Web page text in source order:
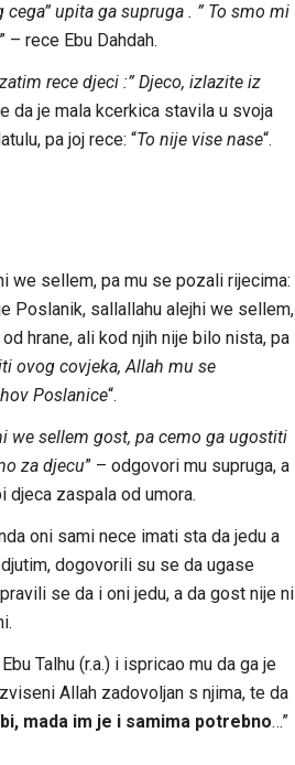
upita ga supruga . ” To smo mi
” – rece Ebu Dahdah.
rece djeci :” Djeco, izlazite iz
da je mala kcerkica stavila u svoja
pa joj rece: “To nije vise nase“.
we sellem, pa mu se pozali rijecima:
Poslanik, sallallahu alejhi we sellem,
hrane, ali kod njih nije bilo nista, pa
ovog covjeka, Allah mu se
Poslanice“.
we sellem gost, pa cemo ga ugostiti
za djecu” – odgovori mu supruga, a
djeca zaspala od umora.
oni sami nece imati sta da jedu a
dogovorili su se da ugase
se da i oni jedu, a da gost nije ni
Talhu (r.a.) i ispricao mu da ga je
Allah zadovoljan s njima, te da
mada im je i samima potrebno…”